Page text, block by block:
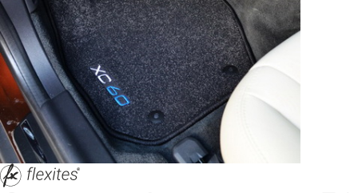
© ателье «Автоковрики
корпус 1.